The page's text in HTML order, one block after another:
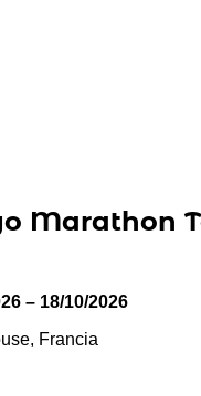
Marathon
– 18/10/2026
Francia